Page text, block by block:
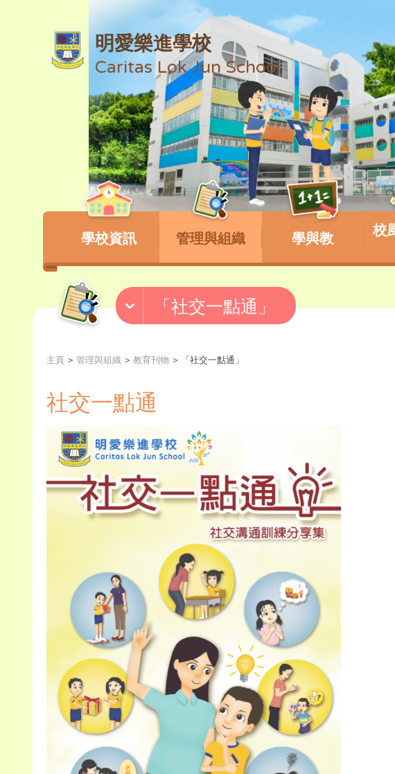
明愛樂進學校
Caritas Lok Jun School
學校資訊 管理與組織 學與教
校
「社交一點通」
主頁 管理與組織 教育刊物 「社交一點通」
社交一點通